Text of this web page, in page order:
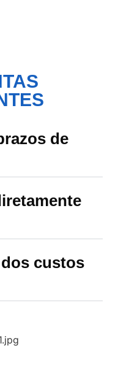
de
custos